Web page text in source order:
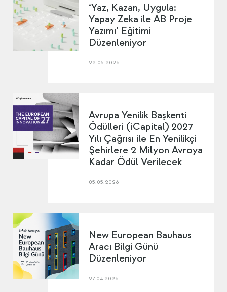
‘Yaz, Kazan, Uygula:
Yapay Zeka ile AB Proje
Yazımı’ Eğitimi
Düzenleniyor
22.05.2026
Avrupa Yenilik Başkenti
Ödülleri (iCapital) 2027
Yılı Çağrısı ile En Yenilikçi
Şehirlere 2 Milyon Avroya
Kadar Ödül Verilecek
05.05.2026
New European Bauhaus
Aracı Bilgi Günü
Düzenleniyor
27.04.2026